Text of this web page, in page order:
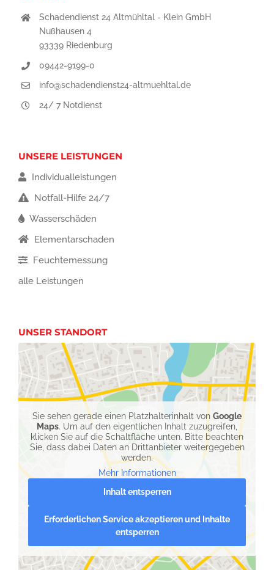
Schadendienst 24 Altmühltal - Klein GmbH
Nußhausen 4
93339 Riedenburg
09442-9199-0
info@schadendienst24-altmuehltal.de
24/ 7 Notdienst
UNSERE LEISTUNGEN
Individualleistungen
Notfall-Hilfe 24/7
Wasserschäden
Elementarschaden
Feuchtemessung
alle Leistungen
UNSER STANDORT
Sie sehen gerade einen Platzhalterinhalt von Google
Maps. Um auf den eigentlichen Inhalt zuzugreifen,
klicken Sie auf die Schaltfläche unten. Bitte beachten
Sie, dass dabei Daten an Drittanbieter weitergegeben
werden.
Mehr Informationen
Inhalt entsperren
Erforderlichen Service akzeptieren und Inhalte
entsperren